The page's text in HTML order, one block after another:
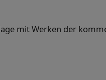
mit Werken der